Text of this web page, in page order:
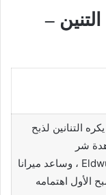
–
التنانين لذبح
شر
Terrorblade ، تحالف مع Eldwurms ، وساعد ميرانا
الأول اهتمامه